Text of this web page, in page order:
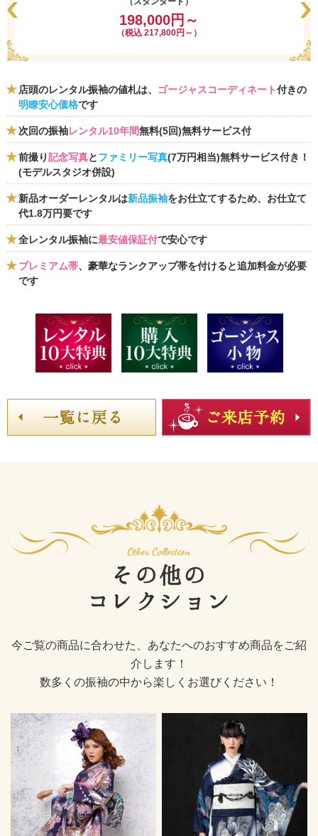
198,000円～
（税込 217,800円～）
店頭のレンタル振袖の値札は、 ゴージャスコーディネート付きの
明瞭安心価格です
次回の振袖レンタル10年間無料(5回)無料サービス付
前撮り記念写真とファミリー写真(7万円相当)無料サービス付き！
(モデルスタジオ併設)
新品オーダーレンタルは新品振袖をお仕立てするため、お仕立て
代1.8万円要です
全レンタル振袖に最安値保証付で安心です
プレミアム帯、豪華なランクアップ帯を付けると追加料金が必要
です
その他の
コレクション
今ご覧の商品に合わせた、あなたへのおすすめ商品をご紹
介します！
数多くの振袖の中から楽しくお選びください！